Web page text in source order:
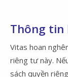
Thông tin
Vitas hoan
riêng tư này.
sách quyền